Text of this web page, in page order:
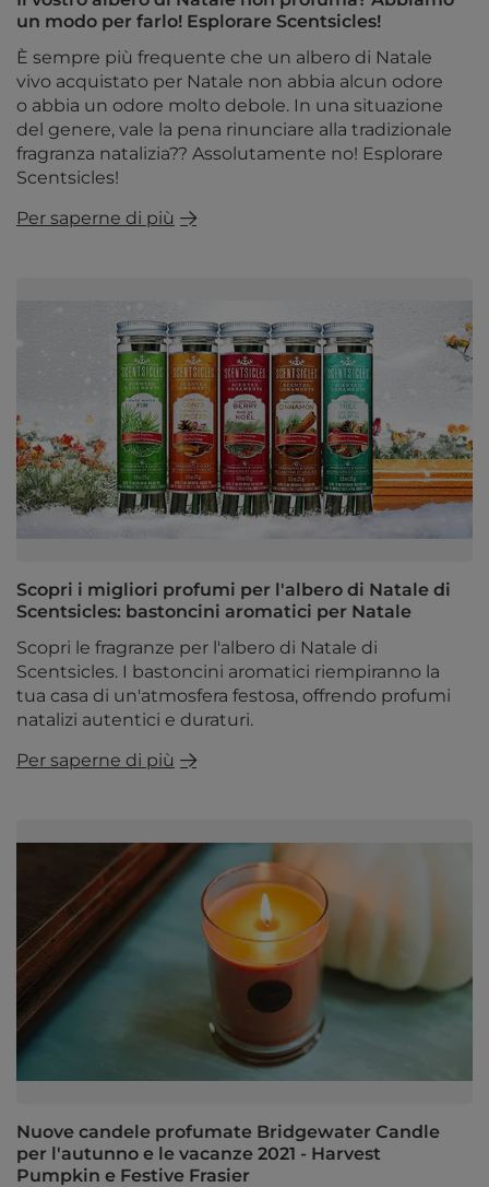
un modo per farlo! Esplorare Scentsicles!
È sempre più frequente che un albero di Natale
vivo acquistato per Natale non abbia alcun odore
o abbia un odore molto debole. In una situazione
del genere, vale la pena rinunciare alla tradizionale
fragranza natalizia?? Assolutamente no! Esplorare
Scentsicles!
Per saperne di più
Scopri i migliori profumi per l'albero di Natale di
Scentsicles: bastoncini aromatici per Natale
Scopri le fragranze per l'albero di Natale di
Scentsicles. I bastoncini aromatici riempiranno la
tua casa di un'atmosfera festosa, offrendo profumi
natalizi autentici e duraturi.
Per saperne di più
Nuove candele profumate Bridgewater Candle
per l'autunno e le vacanze 2021 - Harvest
Pumpkin e Festive Frasier